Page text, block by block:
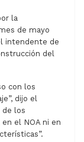
la
de mayo
intendente de
del
con los
dijo el
de los
el NOA ni en